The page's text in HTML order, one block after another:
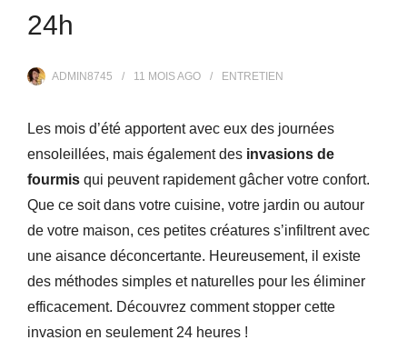
24h
ADMIN8745 11 MOISAGO ENTRETIEN
Les mois d’été apportent avec eux des journées
ensoleillées, mais également des invasions de
fourmis qui peuvent rapidement gâcher votre confort.
Que ce soit dans votre cuisine, votre jardin ou autour
de votre maison, ces petites créatures s’infiltrent avec
une aisance déconcertante. Heureusement, il existe
des méthodes simples et naturelles pour les éliminer
efficacement. Découvrez comment stopper cette
invasion en seulement 24 heures !